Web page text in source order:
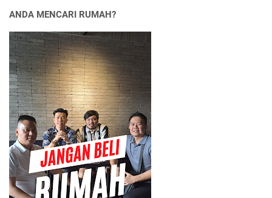
Do you Know What You Want?
📍 Kantor Allianz Medan Barat